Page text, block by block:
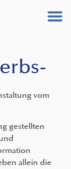
vom
gestellten
allein die